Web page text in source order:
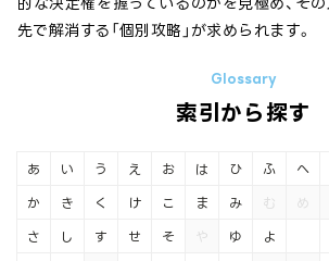
先で解消する「個別攻略」が求められます。
索引から探す
あ い う え お
か き く け こ
さ し す せ そ
は ひ ふ へ
ま み む め
や ゆ よ